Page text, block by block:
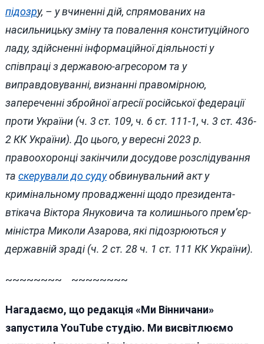
підозру, – у вчиненні дій, спрямованих на
насильницьку зміну та повалення конституційного
ладу, здійсненні інформаційної діяльності у
співпраці з державою-агресором та у
виправдовуванні, визнанні правомірною,
запереченні збройної агресії російської федерації
проти України (ч. 3 ст. 109, ч. 6 ст. 111-1, ч. 3 ст. 436-
2 КК України). До цього, у вересні 2023 р.
правоохоронці закінчили досудове розслідування
та скерували до судуобвинувальний акт у
кримінальному провадженні щодо президента-
втікача Віктора Януковича та колишнього прем’єр-
міністра Миколи Азарова, які підозрюються у
державній зраді (ч. 2 ст. 28 ч. 1 ст. 111 КК України).
~~~~~~~~ ~~~~~~~~
Нагадаємо, що редакція «Ми Вінничани»
запустила YouTube студію. Ми висвітлюємо